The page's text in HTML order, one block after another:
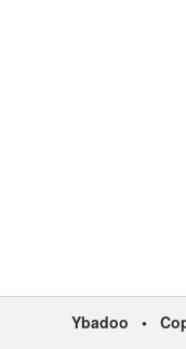
Ybadoo •